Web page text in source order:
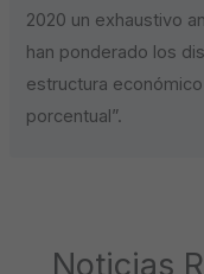
2020 un exhaustivo
han ponderado los
estructura
porcentual”.
Noticias